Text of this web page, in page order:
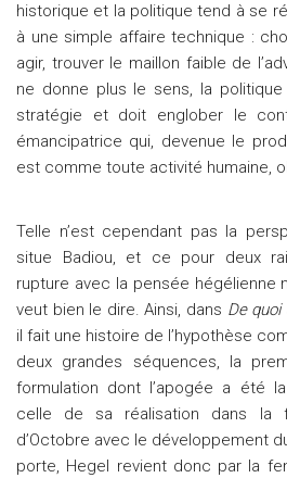
historique et la politique tend à se
à une simple affaire technique :
agir, trouver le maillon faible de
ne donne plus le sens, la
stratégie et doit englober le
émancipatrice qui, devenue le
est comme toute activité humaine,
Telle n’est cependant pas la
situe Badiou, et ce pour deux
rupture avec la pensée hégélienne
veut bien le dire. Ainsi, dans De quoi
il fait une histoire de l’hypothèse
deux grandes séquences, la
formulation dont l’apogée a été
celle de sa réalisation dans la
d’Octobre avec le développement
porte, Hegel revient donc par la